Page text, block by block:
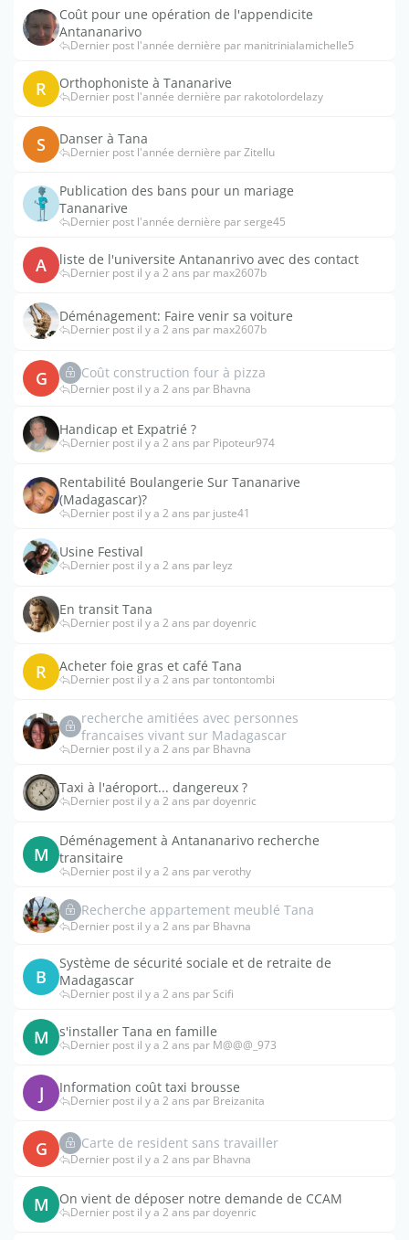
Coût pour une opération de l'appendicite
Antananarivo
Dernier post l'année dernière par manitrinialamichelle5
R Orthophoniste à Tananarive
Dernier post l'année dernière par rakotolordelazy
S Danser à Tana
Dernier post l'année dernière par Zitellu
Publication des bans pour un mariage
Tananarive
Dernier post l'année dernière par serge45
A liste de l'universite Antananrivo avec des contact
Dernier post il y a 2 ans par max2607b
Déménagement: Faire venir sa voiture
Dernier post il y a 2 ans par max2607b
G Coût construction four à pizza
Dernier post il y a 2 ans par Bhavna
Handicap et Expatrié ?
Dernier post il y a 2 ans par Pipoteur974
Rentabilité Boulangerie Sur Tananarive
(Madagascar)?
Dernier post il y a 2 ans par juste41
Usine Festival
Dernier post il y a 2 ans par leyz
En transit Tana
Dernier post il y a 2 ans par doyenric
R Acheter foie gras et café Tana
Dernier post il y a 2 ans par tontontombi
recherche amitiées avec personnes
francaises vivant sur Madagascar
Dernier post il y a 2 ans par Bhavna
Taxi à l'aéroport... dangereux ?
Dernier post il y a 2 ans par doyenric
M
Déménagement à Antananarivo recherche
transitaire
Dernier post il y a 2 ans par verothy
Recherche appartement meublé Tana
Dernier post il y a 2 ans par Bhavna
B
Système de sécurité sociale et de retraite de
Madagascar
Dernier post il y a 2 ans par Scifi
M s'installer Tana en famille
Dernier post il y a 2 ans par M@@@_973
J Information coût taxi brousse
Dernier post il y a 2 ans par Breizanita
G Carte de resident sans travailler
Dernier post il y a 2 ans par Bhavna
M On vient de déposer notre demande de CCAM
Dernier post il y a 2 ans par doyenric